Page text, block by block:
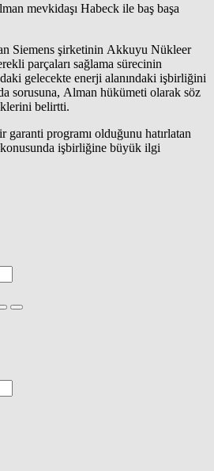
mevkidaşı Habeck ile baş başa
Siemens şirketinin Akkuyu Nükleer
parçaları sağlama sürecinin
gelecekte enerji alanındaki işbirliğini
sorusuna, Alman hükümeti olarak söz
belirtti.
programı olduğunu hatırlatan
işbirliğine büyük ilgi